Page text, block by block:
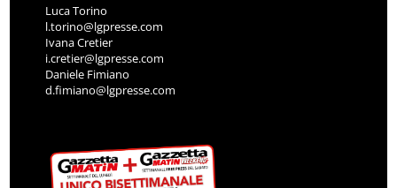
Luca Torino
l.torino@lgpresse.com
Ivana Cretier
i.cretier@lgpresse.com
Daniele Fimiano
d.fimiano@lgpresse.com